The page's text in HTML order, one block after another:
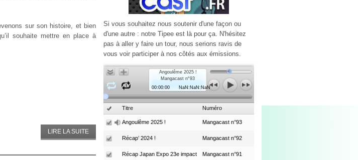
sur son histoire, et bien
souhaite mettre en place à
LIRE LA SUITE
Si vous souhaitez nous soutenir d'une façon ou
d'une autre : notre Tipee est là pour ça. N'hésitez
pas à aller y faire un tour, nous serions ravis de
vous voir participer à nos côtés aux émissions.
Angoulême 2025 !
Mangacast n°93
00:00:00
NaN:NaN:NaN
Titre Numéro
Angoulême 2025 ! Mangacast n°93
Récap’ 2024 ! Mangacast n°92
Récap Japan Expo 23e impact Mangacast n°91